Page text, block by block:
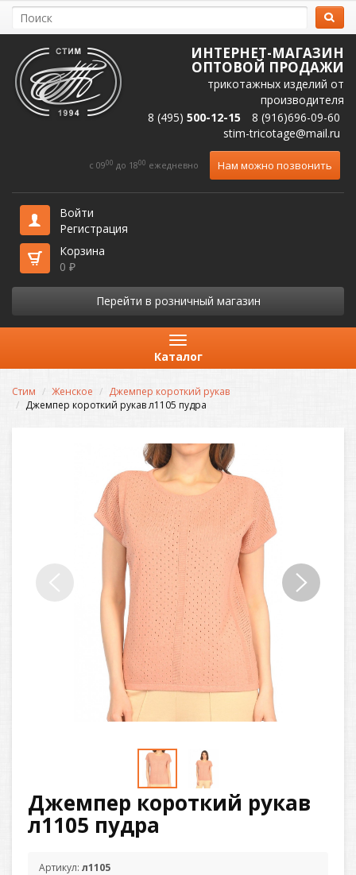
ИНТЕРНЕТ-МАГАЗИН
ОПТОВОЙ ПРОДАЖИ
трикотажных изделий от
производителя
8 (495) 500-12-15
8 (916)696-09-60
stim-tricotage@mail.ru
c 0900 до 1800 ежедневно Нам можно позвонить
Войти
Регистрация
Корзина
0 ₽
Перейти в розничный магазин
Каталог
Стим Женское
Джемпер короткий рукав
Джемпер короткий рукав л1105 пудра
Джемпер короткий рукав
л1105 пудра
Артикул: л1105